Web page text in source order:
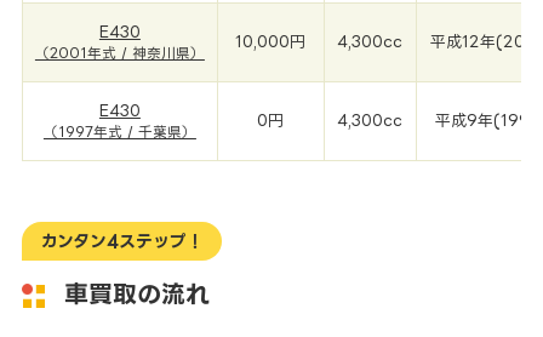
E430
（2001年式 / 神奈川県）
10,000円 4,300cc 平成12年
E430
（1997年式 / 千葉県）
0円 4,300cc 平成9年(1997
カンタン4ステップ！
車買取の流れ